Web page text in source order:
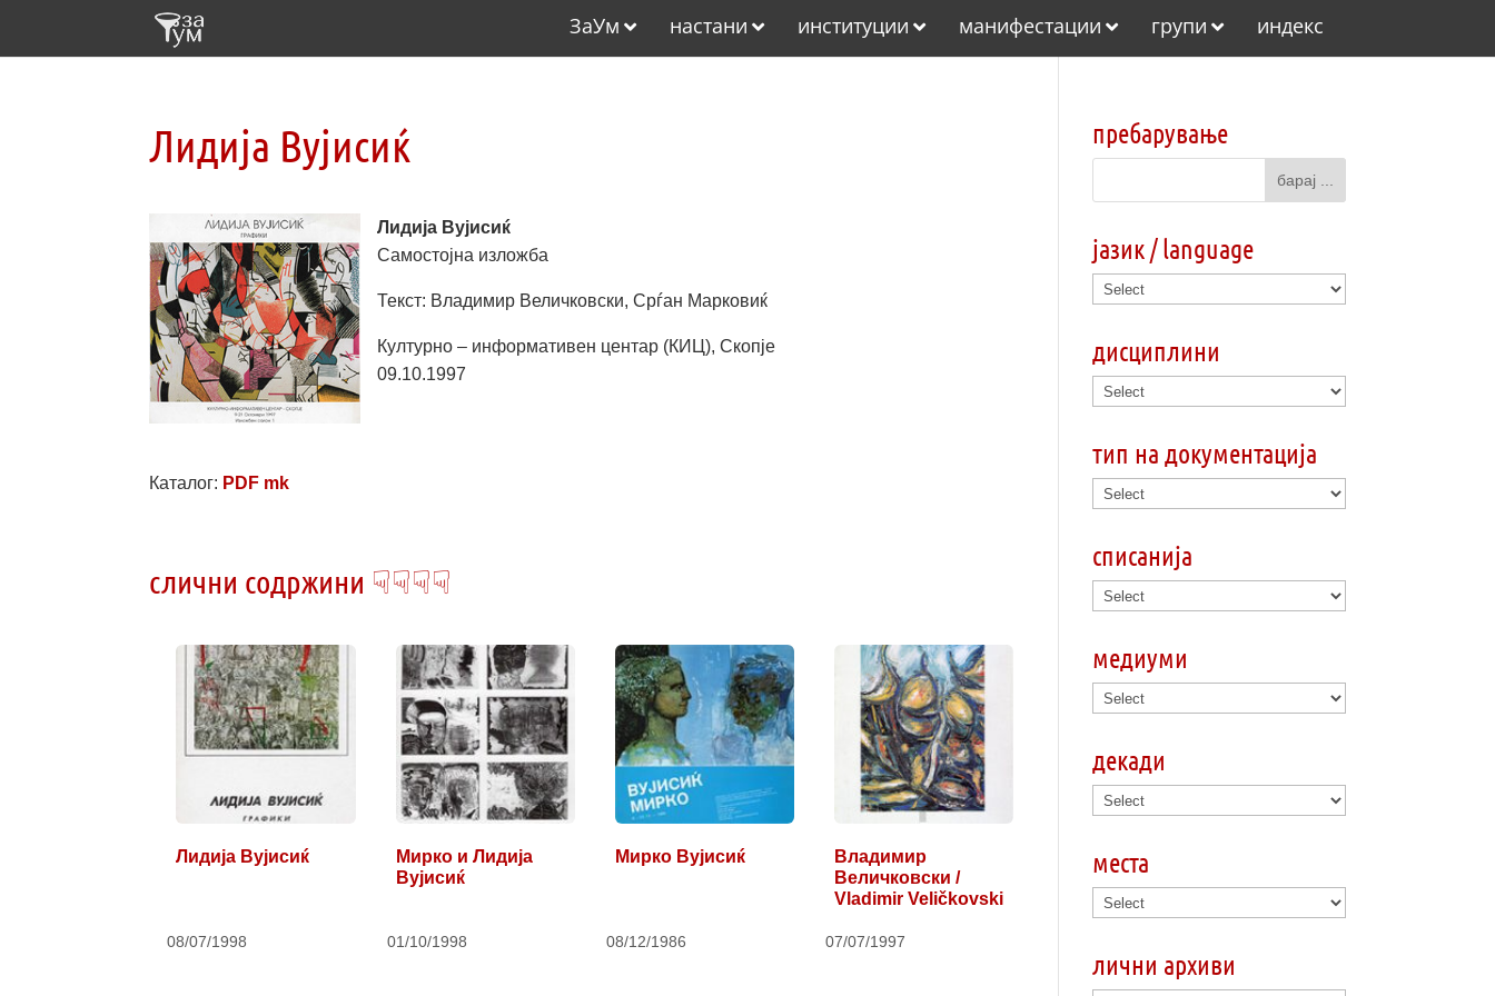
ЗаУм настани институции манифестации групи индекс
Лидија Вујисиќ
Лидија Вујисиќ
Самостојна изложба
Текст: Владимир Величковски, Срѓан Марковиќ
Културно – информативен центар (КИЦ), Скопје
09.10.1997
Каталог: PDF mk
слични содржини ☟☟☟☟
Лидија Вујисиќ
08/07/1998
Мирко и Лидија
Вујисиќ
01/10/1998
Мирко Вујисиќ
08/12/1986
Владимир
Величковски /
Vladimir Veličkovski
07/07/1997
пребарување
јазик / language
дисциплини
тип на документација
списанија
медиуми
декади
места
лични архиви